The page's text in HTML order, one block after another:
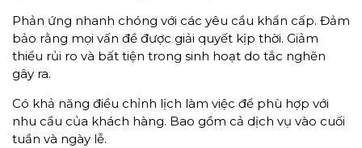
Phản ứng nhanh chóng với các yêu cầu khẩn cấp. Đảm
bảo rằng mọi vấn đề được giải quyết kịp thời. Giảm
thiểu rủi ro và bất tiện trong sinh hoạt do tắc nghẽn
gây ra.
Có khả năng điều chỉnh lịch làm việc để phù hợp với
nhu cầu của khách hàng. Bao gồm cả dịch vụ vào cuối
tuần và ngày lễ.